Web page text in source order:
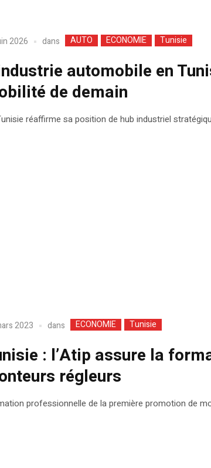
2026 dans AUTO ECONOMIE Tunisie
automobile en
de demain
réaffirme sa position de hub industriel
2023 dans ECONOMIE Tunisie
: l’Atip assure la
régleurs
professionnelle de la première promotion de